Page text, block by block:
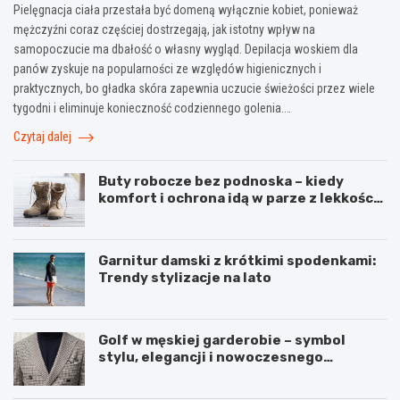
Pielęgnacja ciała przestała być domeną wyłącznie kobiet, ponieważ
mężczyźni coraz częściej dostrzegają, jak istotny wpływ na
samopoczucie ma dbałość o własny wygląd. Depilacja woskiem dla
panów zyskuje na popularności ze względów higienicznych i
praktycznych, bo gładka skóra zapewnia uczucie świeżości przez wiele
tygodni i eliminuje konieczność codziennego golenia.…
Czytaj dalej
Buty robocze bez podnoska – kiedy
komfort i ochrona idą w parze z lekkością
Garnitur damski z krótkimi spodenkami:
Trendy stylizacje na lato
Golf w męskiej garderobie – symbol
stylu, elegancji i nowoczesnego